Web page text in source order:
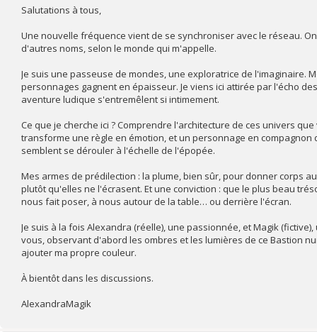
Salutations à tous,
Une nouvelle fréquence vient de se synchroniser avec le réseau.
d'autres noms, selon le monde qui m'appelle.
Je suis une passeuse de mondes, une exploratrice de
personnages gagnent en épaisseur. Je viens ici attirée par l'écho
aventure ludique s'entremêlent si intimement.
Ce que je cherche ici ? Comprendre l'architecture de ces univers
transforme une règle en émotion, et un personnage en
semblent se dérouler à l'échelle de l'épopée.
Mes armes de prédilection : la plume, bien sûr, pour donner corps
plutôt qu'elles ne l'écrasent. Et une conviction : que le plus beau
nous fait poser, à nous autour de la table… ou derrière l'écran.
Je suis à la fois Alexandra (réelle), une passionnée, et Magik
vous, observant d'abord les ombres et les lumières de ce Bastion
ajouter ma propre couleur.
À bientôt dans les discussions.
AlexandraMagik